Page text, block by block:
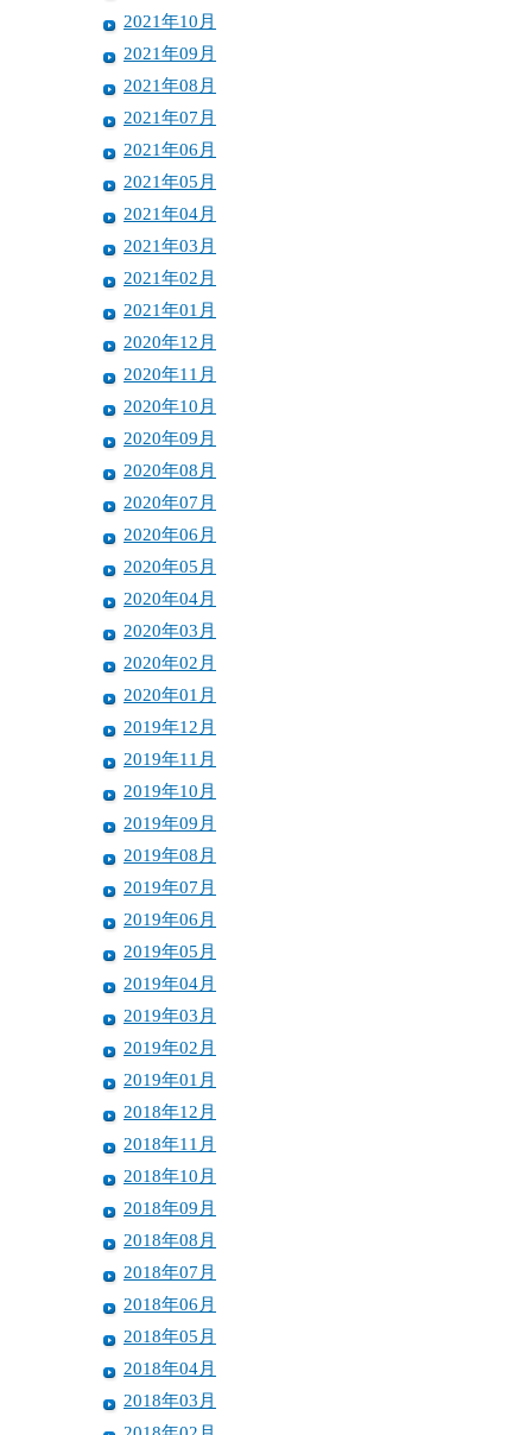
2021年10月
2021年09月
2021年08月
2021年07月
2021年06月
2021年05月
2021年04月
2021年03月
2021年02月
2021年01月
2020年12月
2020年11月
2020年10月
2020年09月
2020年08月
2020年07月
2020年06月
2020年05月
2020年04月
2020年03月
2020年02月
2020年01月
2019年12月
2019年11月
2019年10月
2019年09月
2019年08月
2019年07月
2019年06月
2019年05月
2019年04月
2019年03月
2019年02月
2019年01月
2018年12月
2018年11月
2018年10月
2018年09月
2018年08月
2018年07月
2018年06月
2018年05月
2018年04月
2018年03月